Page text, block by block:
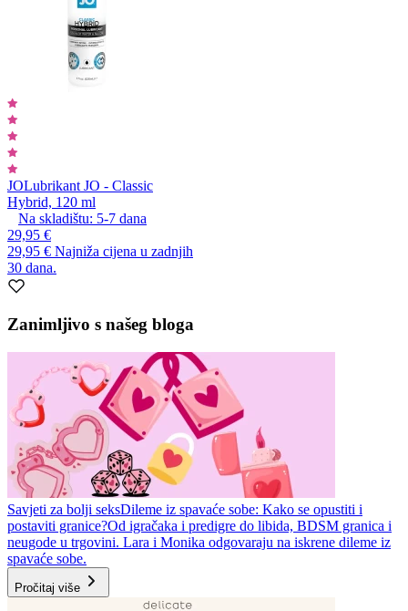
JOLubrikant JO - Classic
Hybrid, 120 ml
Na skladištu: 5-7 dana
29,95 €
29,95 € Najniža cijena u zadnjih
30 dana.
Zanimljivo s našeg bloga
Savjeti za bolji seksDileme iz spavaće sobe: Kako se opustiti i
postaviti granice?Od igračaka i predigre do libida, BDSM granica i
neugode u trgovini. Lara i Monika odgovaraju na iskrene dileme iz
spavaće sobe.
Pročitaj više